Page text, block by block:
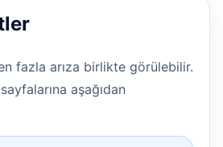
fazla arıza birlikte görülebilir.
aşağıdan